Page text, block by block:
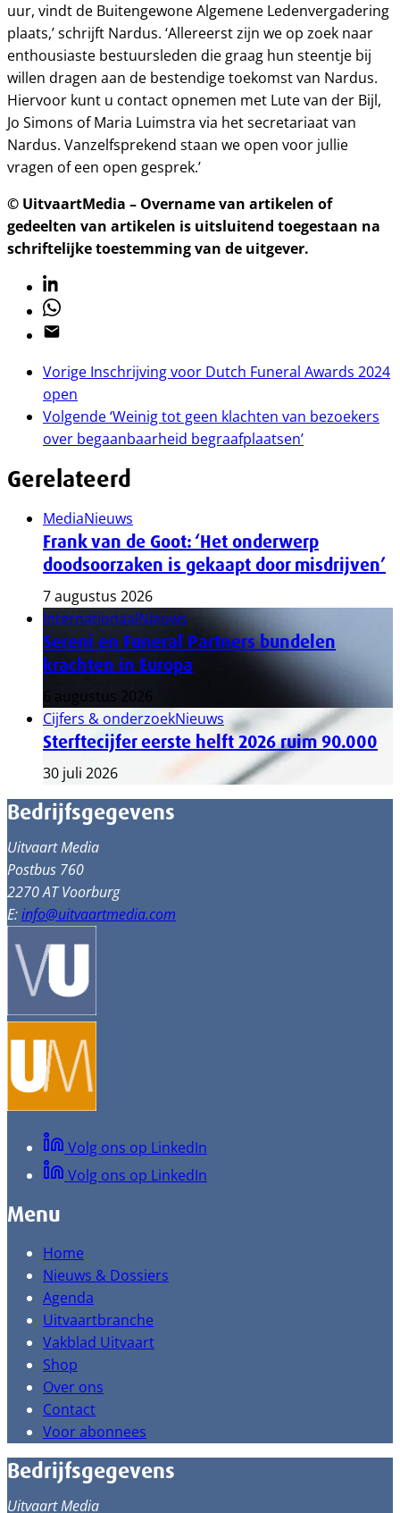
uur, vindt de Buitengewone Algemene Ledenvergadering
plaats,’ schrijft Nardus. ‘Allereerst zijn we op zoek naar
enthousiaste bestuursleden die graag hun steentje bij
willen dragen aan de bestendige toekomst van Nardus.
Hiervoor kunt u contact opnemen met Lute van der Bijl,
Jo Simons of Maria Luimstra via het secretariaat van
Nardus. Vanzelfsprekend staan we open voor jullie
vragen of een open gesprek.’
© UitvaartMedia – Overname van artikelen of
gedeelten van artikelen is uitsluitend toegestaan na
schriftelijke toestemming van de uitgever.
Linkedin
Whatsapp
Email
Vorige Inschrijving voor Dutch Funeral Awards 2024
open
Volgende‘Weinig tot geen klachten van bezoekers
over begaanbaarheid begraafplaatsen’
Gerelateerd
MediaNieuws
Frank van de Goot: ‘Het onderwerp
doodsoorzaken is gekaapt door misdrijven’
7 augustus 2026
InternationaalNieuws
Sereni en Funeral Partners bundelen
krachten in Europa
6 augustus 2026
Cijfers & onderzoekNieuws
Sterftecijfer eerste helft 2026 ruim 90.000
30 juli 2026
Bedrijfsgegevens
Uitvaart Media
Postbus 760
2270 AT Voorburg
E:info@uitvaartmedia.com
Volg ons op LinkedIn
Volg ons op LinkedIn
Menu
Home
Nieuws & Dossiers
Agenda
Uitvaartbranche
Vakblad Uitvaart
Shop
Over ons
Contact
Voor abonnees
Bedrijfsgegevens
Uitvaart Media